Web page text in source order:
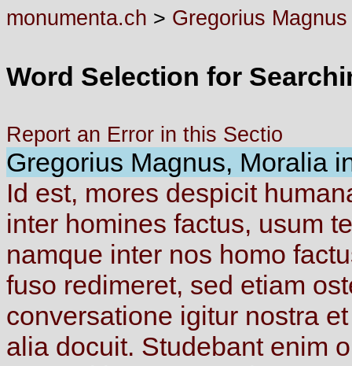
monumenta.ch > Gregorius Magnus
Word Selection for
Report an Error in this Sectio
Gregorius Magnus, Moralia
Id est, mores despicit
inter homines factus, usum
namque inter nos homo
fuso redimeret, sed etiam
conversatione igitur nostra
alia docuit. Studebant enim